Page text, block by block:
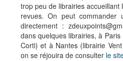
trop peu de librairies accueillant
revues. On peut commander
directement :
dans quelques librairies, à
Corti) et à Nantes (librairie
on se réjouira de consulter le